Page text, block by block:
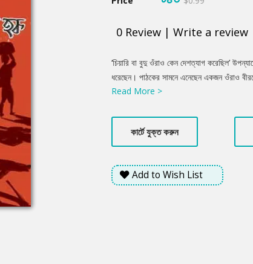
0 Review | Write a review
Product
Summery
‘চিয়ারি বা বুদু ওঁরাও কেন দেশত্যাগ করেছিল’
ধরেছেন। পাঠকের সামনে এনেছেন একজন ওঁরাও
মুক্তিযুদ্ধের ভিন্ন এক ইতিহাস। তুলে ধরেছেন
বুঝতে, অনুভব করতে সহযোগিতা করবে।
Read More >
কার্টে যুক্ত করুন
Add to Wish List